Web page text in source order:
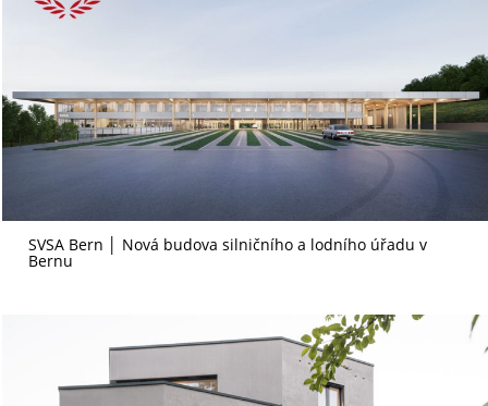
SVSA Bern │ Nová budova silničního a lodního úřadu v
Bernu